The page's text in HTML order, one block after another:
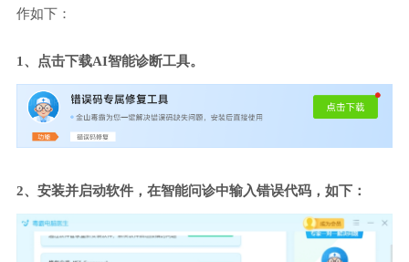
作如下：
1、点击下载AI智能诊断工具。
2、安装并启动软件，在智能问诊中输入错误代码，如下：